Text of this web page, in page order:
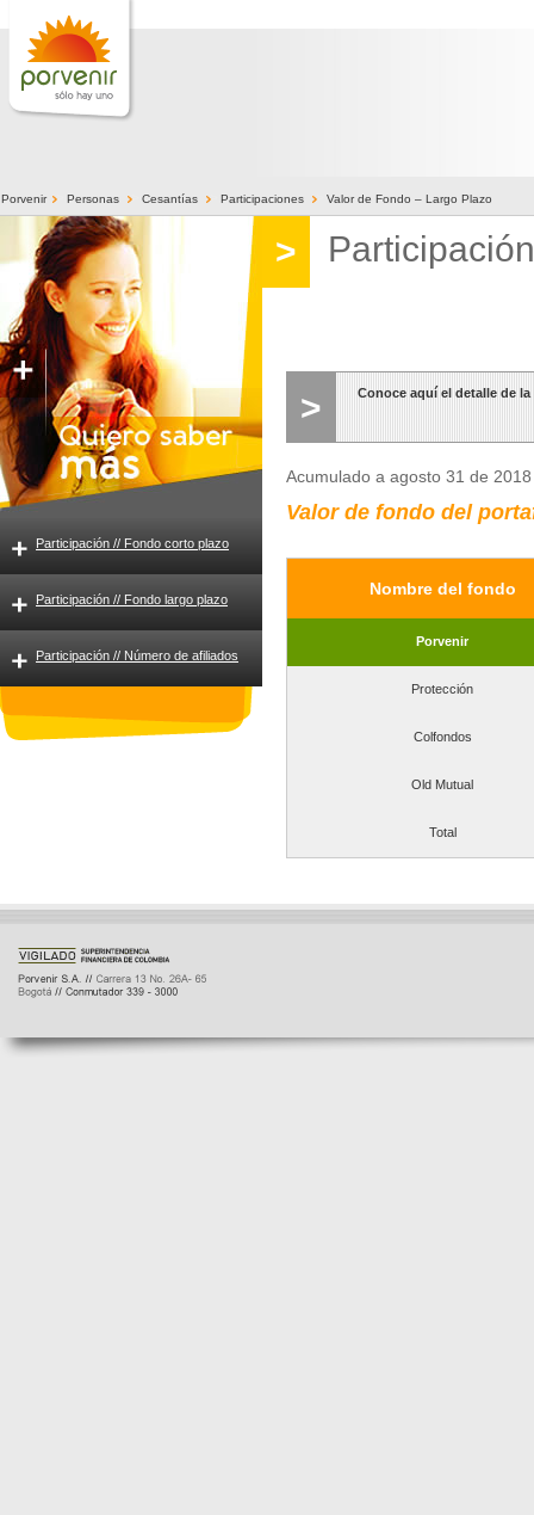
Porvenir >Personas >Cesantías >Participaciones >Valor de Fondo – Largo Plazo
Participación // Fondo corto plazo
Participación // Fondo largo plazo
Participación // Número de afiliados
>
> Conoce aquí el detalle de
Acumulado a agosto 31 de 2018
Valor de fondo del
Nombre del fondo
Porvenir
Protección
Colfondos
Old Mutual
Total